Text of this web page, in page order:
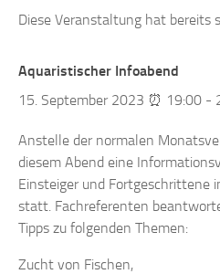
Diese Veranstaltung hat bereits
Aquaristischer Infoabend
15. September 2023 ⏰ 19:00 -
Anstelle der normalen
diesem Abend eine
Einsteiger und Fortgeschrittene
statt. Fachreferenten
Tipps zu folgenden Themen:
Zucht von Fischen,